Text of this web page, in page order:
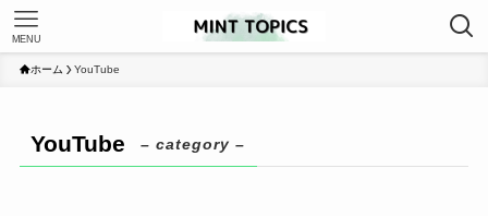
MENU
ホーム YouTube
YouTube – category –